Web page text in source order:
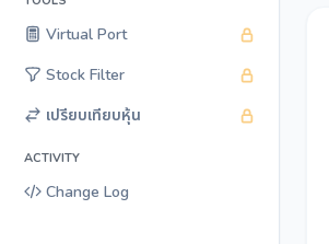
Virtual Port
Stock Filter
เปรียบเทียบหุ้น
ACTIVITY
Change Log